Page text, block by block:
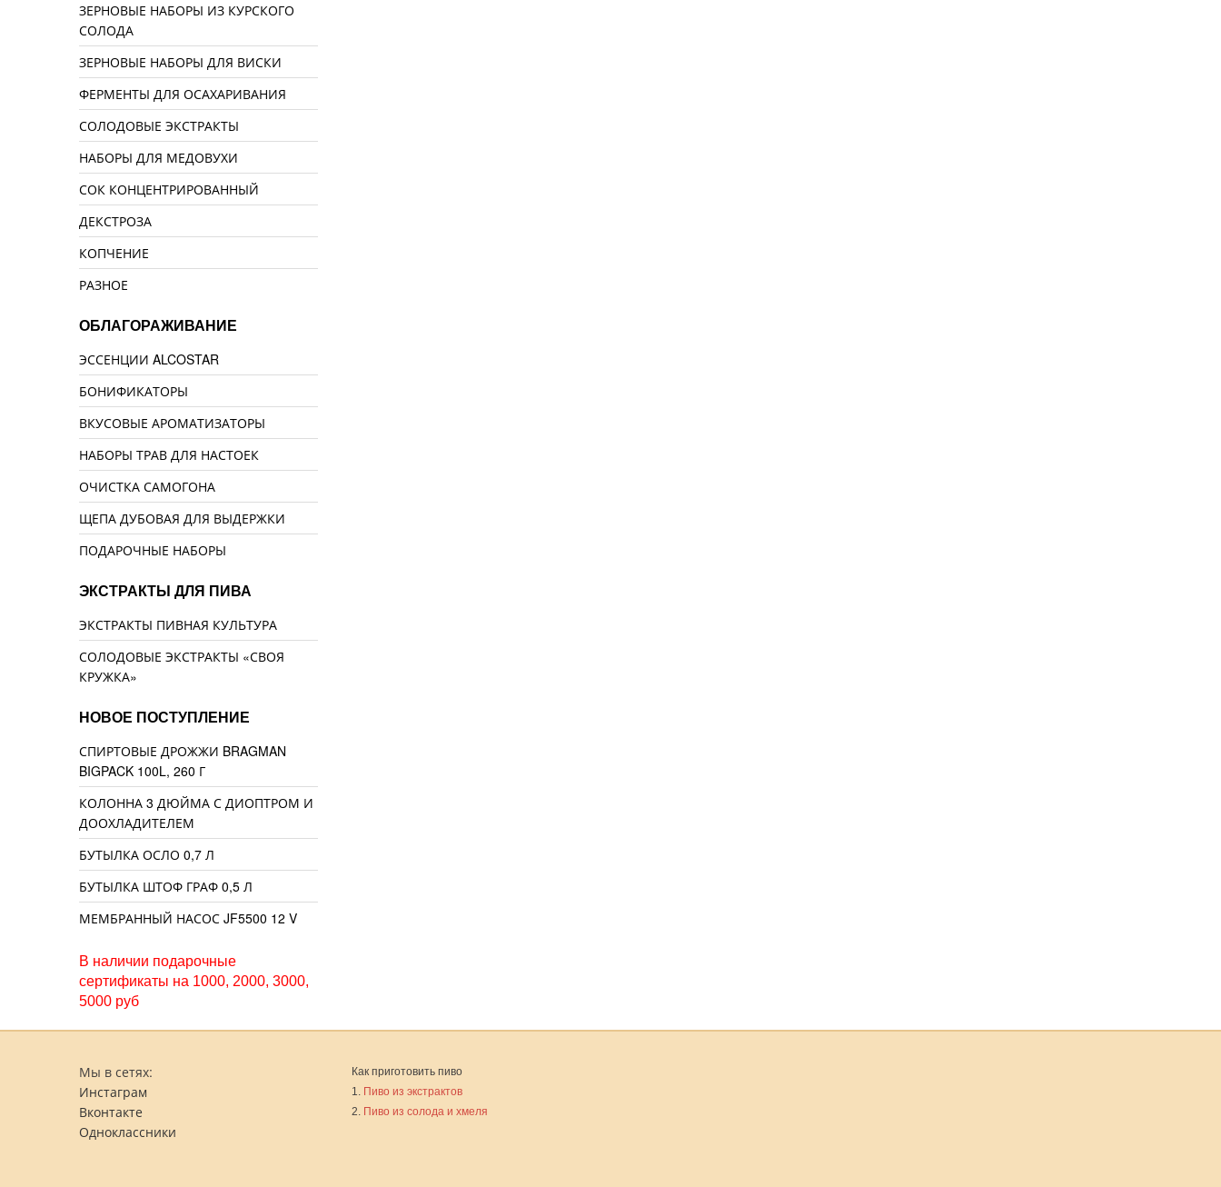
ЗЕРНОВЫЕ НАБОРЫ ИЗ КУРСКОГО
СОЛОДА
ЗЕРНОВЫЕ НАБОРЫ ДЛЯ ВИСКИ
ФЕРМЕНТЫ ДЛЯ ОСАХАРИВАНИЯ
СОЛОДОВЫЕ ЭКСТРАКТЫ
НАБОРЫ ДЛЯ МЕДОВУХИ
СОК КОНЦЕНТРИРОВАННЫЙ
ДЕКСТРОЗА
КОПЧЕНИЕ
РАЗНОЕ
ОБЛАГОРАЖИВАНИЕ
ЭССЕНЦИИ ALCOSTAR
БОНИФИКАТОРЫ
ВКУСОВЫЕ АРОМАТИЗАТОРЫ
НАБОРЫ ТРАВ ДЛЯ НАСТОЕК
ОЧИСТКА САМОГОНА
ЩЕПА ДУБОВАЯ ДЛЯ ВЫДЕРЖКИ
ПОДАРОЧНЫЕ НАБОРЫ
ЭКСТРАКТЫ ДЛЯ ПИВА
ЭКСТРАКТЫ ПИВНАЯ КУЛЬТУРА
СОЛОДОВЫЕ ЭКСТРАКТЫ «СВОЯ
КРУЖКА»
НОВОЕ ПОСТУПЛЕНИЕ
СПИРТОВЫЕ ДРОЖЖИ BRAGMAN
BIGPACK 100L, 260 Г
КОЛОННА 3 ДЮЙМА С ДИОПТРОМ И
ДООХЛАДИТЕЛЕМ
БУТЫЛКА ОСЛО 0,7 Л
БУТЫЛКА ШТОФ ГРАФ 0,5 Л
МЕМБРАННЫЙ НАСОС JF5500 12 V
В наличии подарочные
сертификаты на 1000, 2000, 3000,
5000 руб
Мы в сетях:
Инстаграм
Вконтакте
Одноклассники
Как приготовить пиво
1. Пиво из экстрактов
2. Пиво из солода и хмеля